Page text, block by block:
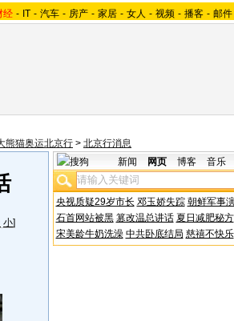
经 - IT - 汽车 - 房产 - 家居 - 女人 - 视频 - 播客 - 邮件
熊猫奥运北京行 > 北京行消息
小]
新闻 网页 博客 音乐
央视质疑29岁市长 邓玉娇失踪 朝鲜军事
石首网站被黑 篡改温总讲话 夏日减肥秘方
宋美龄牛奶洗澡 中共卧底结局 慈禧不快乐